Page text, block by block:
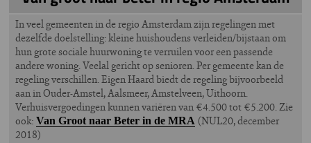
In veel gemeenten in de regio Amsterdam zijn regelingen met
dezelfde doelstelling: kleine huishoudens verleiden/bijstaan om
hun grote sociale huurwoning te verruilen voor een passende
andere woning. Veelal gericht op senioren. Per gemeente kan de
regeling verschillen. Eigen Haard biedt de regeling bijvoorbeeld
aan in Ouder-Amstel, Aalsmeer, Amstelveen, Uithoorn.
Verhuisvergoedingen kunnen variëren van €4.500 tot €5.200. Zie
ook: Van Groot naar Beter in de MRA (NUL20, december
2018)